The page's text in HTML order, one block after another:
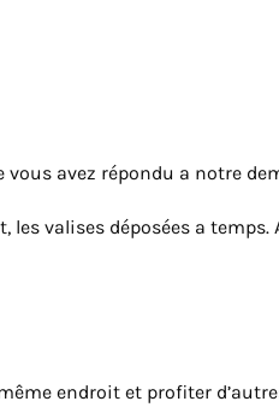
avez répondu a notre
valises déposées a
endroit et profiter